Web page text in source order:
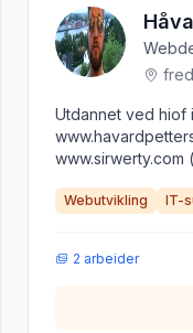
Utdannet ved hiof
Webutvikling IT-
2 arbeider